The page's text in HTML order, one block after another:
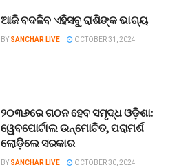
ଆଜି ବଦଳିବ ଏହିସବୁ ରାଶିଙ୍କ ଭାଗ୍ୟ
BY SANCHAR LIVE OCTOBER 31, 2024
୨୦୩୬ରେ ଗଠନ ହେବ ସମୃଦ୍ଧ ଓଡ଼ିଶା:
ୱେବପୋର୍ଟାଲ ଉନ୍ମୋଚିତ, ପରାମର୍ଶ
ଲୋଡ଼ିଲେ ସରକାର
BY SANCHAR LIVE OCTOBER 30, 2024